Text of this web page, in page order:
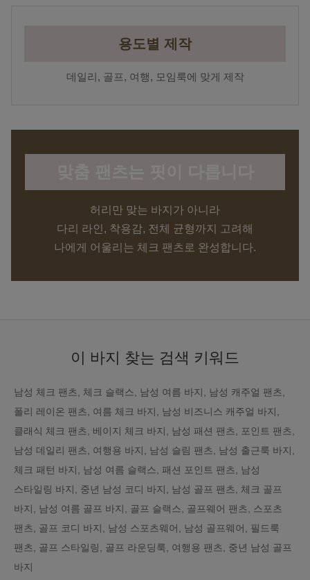
용도별 제작
데일리, 골프, 여행, 모임룩에 맞게 제작
허리만 맞는 바지가 아니라
다리 라인, 착용감, 전체 균형까지 고려해
나에게 어울리는 체크 팬츠로 완성합니다.
이 바지 찾는 검색 키워드
남성 체크 팬츠, 체크 슬랙스, 남성 여름 바지, 남성 캐주얼 팬츠,
폴리 레이온 팬츠, 여름 체크 바지, 남성 비즈니스 캐주얼 바지,
클래식 체크 팬츠, 베이지 체크 바지, 남성 패션 팬츠, 포인트 팬츠,
남성 데일리 팬츠, 여행용 바지, 남성 슬림 팬츠, 남성 출근룩 바지,
체크 패턴 바지, 남성 여름 슬랙스, 패션 포인트 팬츠, 남성
스타일링 바지, 중년 남성 코디 바지, 남성 골프 팬츠, 체크 골프
바지, 남성 여름 골프 바지, 골프 슬랙스, 골프웨어 팬츠, 스포츠
팬츠, 골프 코디 바지, 남성 스포츠웨어, 남성 골프웨어, 필드룩
팬츠, 골프 스타일링, 골프 라운딩룩, 여행용 팬츠, 중년 남성 골프
바지